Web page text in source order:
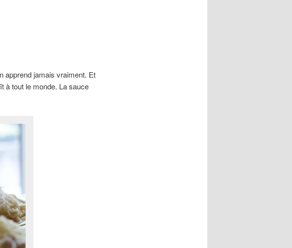
apprend jamais vraiment. Et
à tout le monde. La sauce